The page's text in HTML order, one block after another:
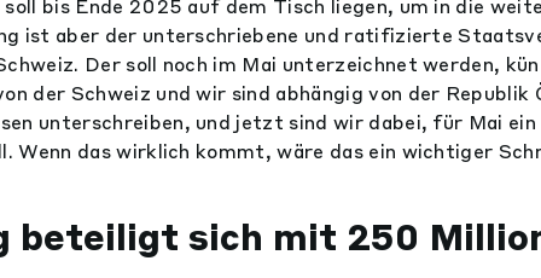
bis Ende 2025 auf dem Tisch liegen, um in die
ist aber der unterschriebene und ratifizierte
Der soll noch im Mai unterzeichnet werden,
der Schweiz und wir sind abhängig von der Republik
unterschreiben, und jetzt sind wir dabei, für Mai
Wenn das wirklich kommt, wäre das ein wichtiger
beteiligt sich mit 250